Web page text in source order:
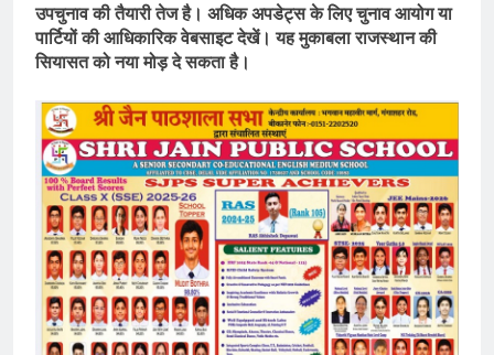
उपचुनाव की तैयारी तेज है। अधिक अपडेट्स के लिए चुनाव आयोग या
पार्टियों की आधिकारिक वेबसाइट देखें। यह मुकाबला राजस्थान की
सियासत को नया मोड़ दे सकता है।